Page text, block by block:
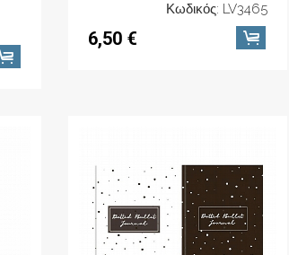
Κωδικός: LV3465
6,50 €